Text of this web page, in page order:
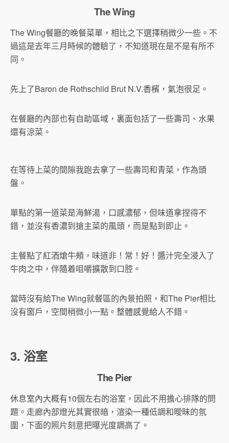
The Wing
The Wing餐廳的晚餐菜單，相比之下選擇稍微少一些。不
過這是去年三月時候的體驗了，不知道現在是不是有所不
同。
先上了Baron de Rothschild Brut N.V.香檳，氣泡很足。
在餐廳的內部也有自助區域，裏面包括了一些壽司、水果
還有涼菜。
在等待上菜的間隙我跑去拿了一些壽司和青菜，作為頭
盤。
單點的第一道菜是海鮮湯，口感濃郁，但味道拿捏得不
錯，並沒有香濃到搶主菜的風頭，而是點到即止。
主餐點了紅酒熗牛頰，味道非！常！好！醬汁完全浸入了
牛肉之中，伴隨着咀嚼擴散到口腔。
當時沒有給The Wing就餐區的內景拍照，和The Pier相比
沒有窗戶，空間稍微小一點。整體感覺給人不錯。
3. 浴室
The Pier
休息室內大概有10個左右的浴室，因此不用擔心排隊的問
題。走廊內部燈光其實很暗，渲染一種低調和曖昧的氛
圍，下面的照片刻意把曝光度調高了。